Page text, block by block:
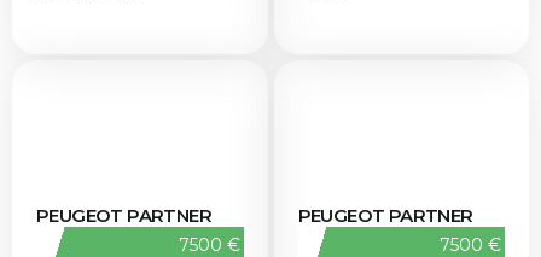
PEUGEOT PARTNER
7500 €
PEUGEOT PARTNER
7500 €